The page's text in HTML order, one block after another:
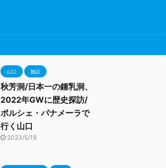
山口 施設
秋芳洞/日本一の鍾乳洞、
2022年GWに歴史探訪/
ポルシェ・パナメーラで
行く山口
2023/5/19